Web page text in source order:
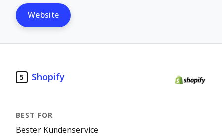
Website
5 Shopify
Bester Kundenservice